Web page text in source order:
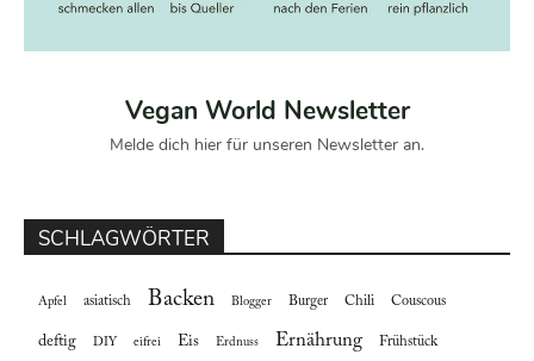
Vegan World Newsletter
Melde dich hier für unseren Newsletter an.
SCHLAGWÖRTER
Apfel asiatisch Backen Blogger Burger Chili Couscous
deftig DIY eifrei Eis Erdnuss Ernährung Frühstück